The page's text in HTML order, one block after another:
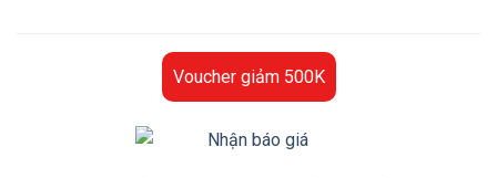
5.300.000 vnđ/
đêm.
Voucher giảm 500K